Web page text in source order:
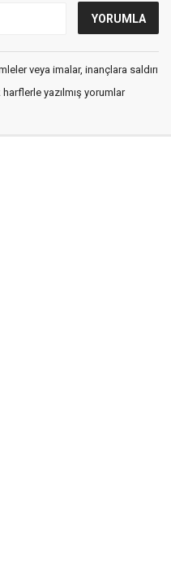
veya imalar, inançlara saldırı
yazılmış yorumlar